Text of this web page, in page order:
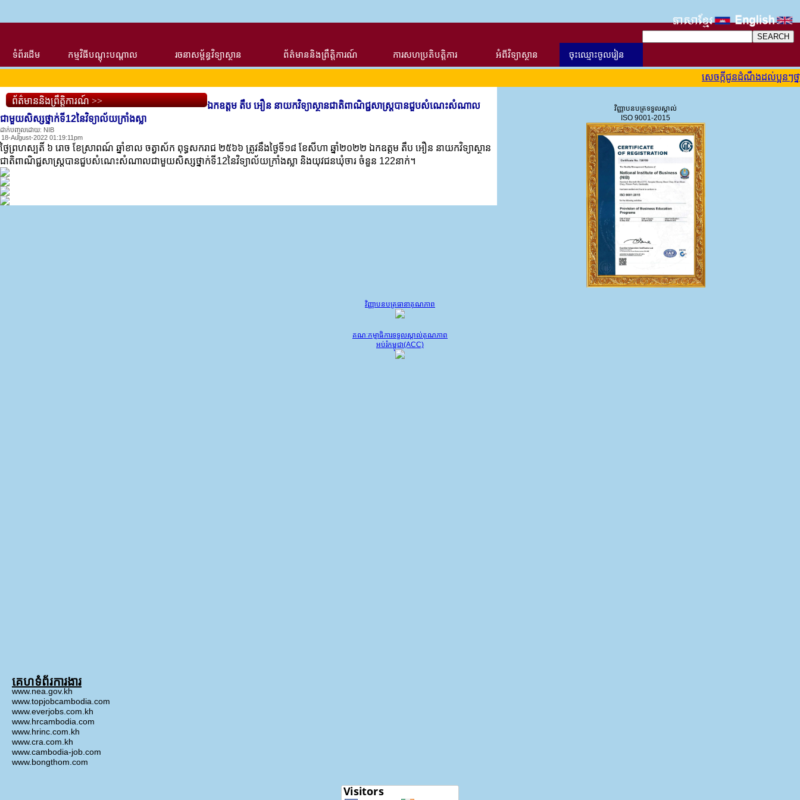
ទំព័រដើម កម្មវិធីបណ្ដុះបណ្ដាល រចនាសម្ព័ន្ធវិទ្យាស្ថាន ព័ត៌មាននិងព្រឹត្តិការណ៍ ការសហប្រតិបត្តិការ អំពីវិទ្យាស្ថាន ចុះឈ្មោះចូលរៀន
សេចក្កីជូនដំណឹងដល់ប្អូនៗថ្នា
ព័ត៌មាននិងព្រឹត្តិការណ៍ >>
ឯកឧត្តម តឹប អឿន នាយកវិទ្យាស្ថានជាតិពាណិជ្ជសាស្រ្តបានជួបសំណេះសំណាល
ជាមួយសិស្សថ្នាក់ទី12នៃវិទ្យាល័យក្រាំងស្លា
ដាក់បញ្ចូលដោយ: NIB
18-August-2022 01:19:11pm
ថ្ងៃព្រហស្បតិ៍ ៦ រោច ខែស្រាពណ៍ ឆ្នាំខាល ចត្វាស័ក ពុទ្ធសករាជ ២៥៦៦ ត្រូវនឹងថ្ងៃទី១៨ ខែសីហា ឆ្នាំ២០២២ ឯកឧត្តម តឹប អឿន នាយកវិទ្យាស្ថាន
ជាតិពាណិជ្ជសាស្រ្តបានជួបសំណេះសំណាលជាមួយសិស្សថ្នាក់ទី12នៃវិទ្យាល័យក្រាំងស្លា និងយុវជនឃុំចារ ចំនួន 122នាក់។
វិញ្ញាបនបត្រទទួលស្គាល់
ISO 9001-2015
វិញ្ញាបនបត្រធានាគុណភាព
គណៈកម្មាធិការទទួលស្គាល់គុណភាព
អប់រំកម្ពុជា(ACC)
គេហទំព័រការងារ
www.nea.gov.kh
www.topjobcambodia.com
www.everjobs.com.kh
www.hrcambodia.com
www.hrinc.com.kh
www.cra.com.kh
www.cambodia-job.com
www.bongthom.com